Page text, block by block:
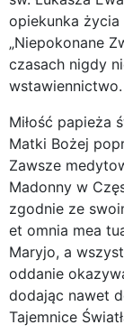
opiekunka życia
„Niepokonane
czasach nigdy
wstawiennictwo.
Miłość papieża
Matki Bożej
Zawsze
Madonny w
zgodnie ze
et omnia mea
Maryjo, a
oddanie
dodając nawet
Tajemnice